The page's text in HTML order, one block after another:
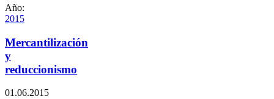
Año:
2015
Mercantilización
y
reduccionismo
01.06.2015